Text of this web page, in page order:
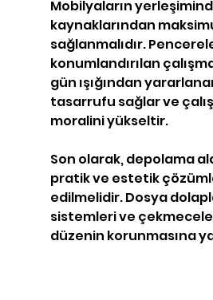
Mobilyaların
kaynaklarından
sağlanmalıdır.
konumlandırılan
gün ışığından
tasarrufu sağlar ve
moralini yükseltir.
Son olarak, depolama
pratik ve estetik
edilmelidir. Dosya
sistemleri ve
düzenin korunmasına